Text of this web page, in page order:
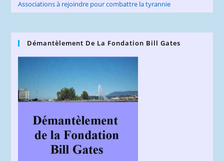
Associations à rejoindre pour combattre la tyrannie
Démantèlement De La Fondation Bill Gates